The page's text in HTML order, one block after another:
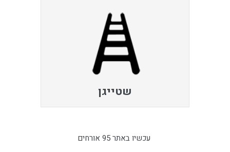
שטייגן
עכשיו באתר 95 אורחים